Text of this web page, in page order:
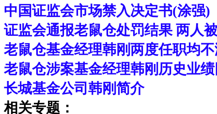
中国证监会市场禁入决定书(涂强)
证监会通报老鼠仓处罚结果 两人
老鼠仓基金经理韩刚两度任职均
老鼠仓涉案基金经理韩刚历史业
长城基金公司韩刚简介
相关专题：